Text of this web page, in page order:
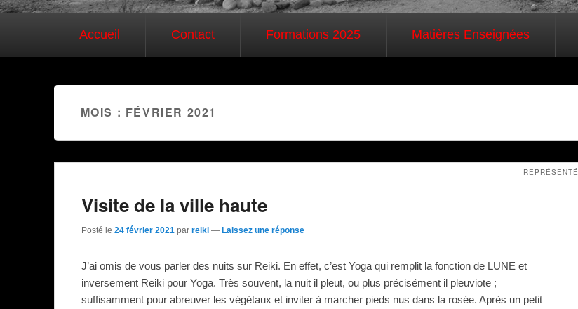
Accueil Contact Formations 2025 Matières Enseignées
MOIS : FÉVRIER 2021
Visite de la ville haute
REPRÉSENTÉ
Posté le 24 février 2021 par reiki — Laissez une réponse
J’ai omis de vous parler des nuits sur Reiki. En effet, c’est Yoga qui remplit la fonction de LUNE et
inversement Reiki pour Yoga. Très souvent, la nuit il pleut, ou plus précisément il pleuviote ;
suffisamment pour abreuver les végétaux et inviter à marcher pieds nus dans la rosée. Après un petit